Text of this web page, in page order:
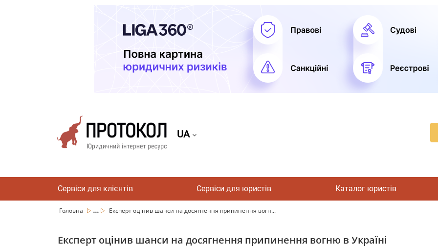
UA
Сервіси для клієнтів Сервіси для юристів Каталог юристів
Головна ... Експерт оцінив шанси на досягнення припинення вогн...
Експерт оцінив шанси на досягнення припинення вогню в Україні